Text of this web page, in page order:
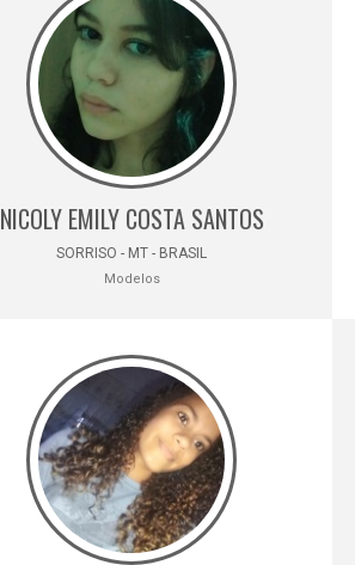
NICOLY EMILY COSTA SANTOS
SORRISO - MT - BRASIL
Modelos